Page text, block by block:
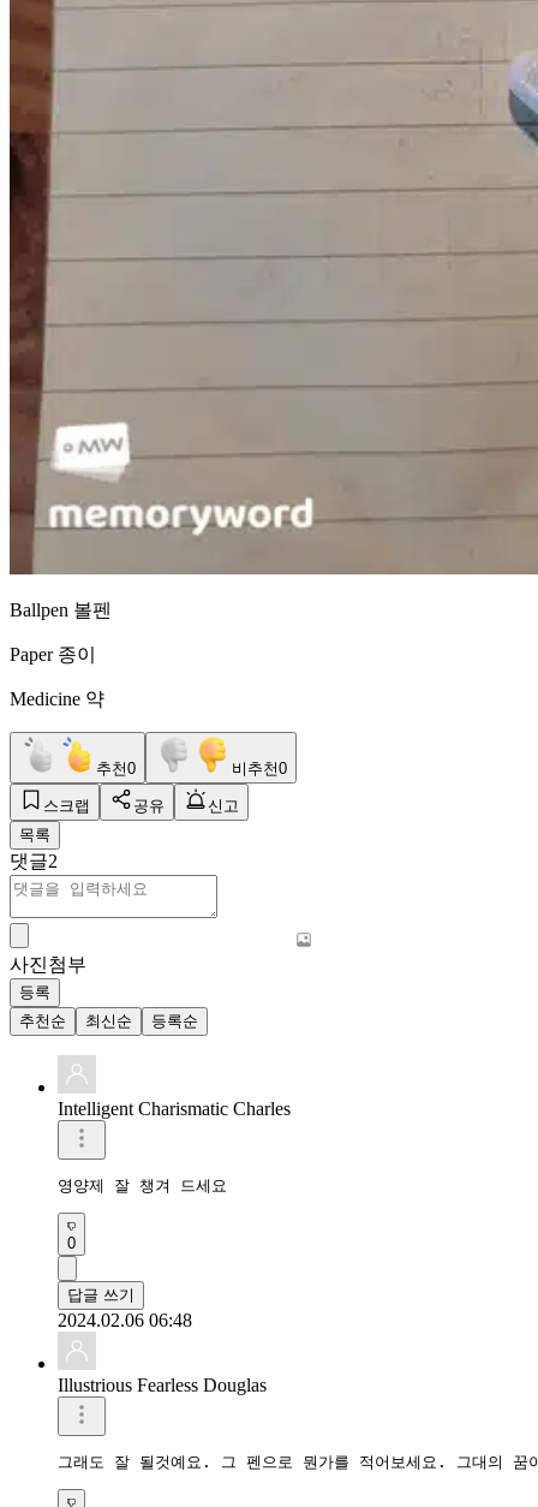
Ballpen 볼펜
Paper 종이
Medicine 약
추천0 비추천0
스크랩 공유
신고
목록
댓글2
사진첨부
등록
추천순
최신순 등록순
Intelligent Charismatic Charles
영양제 잘 챙겨 드세요
0
답글 쓰기
2024.02.06 06:48
Illustrious Fearless Douglas
그래도 잘 될것예요. 그 펜으로 뭔가를 적어보세요. 그대의